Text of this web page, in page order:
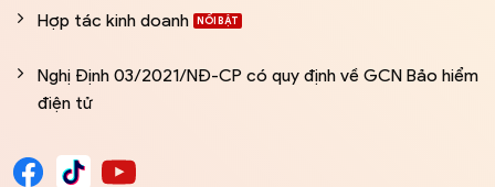
Hợp tác kinh doanh
Nghị Định 03/2021/NĐ-CP có quy định về GCN Bảo hiểm
điện tử